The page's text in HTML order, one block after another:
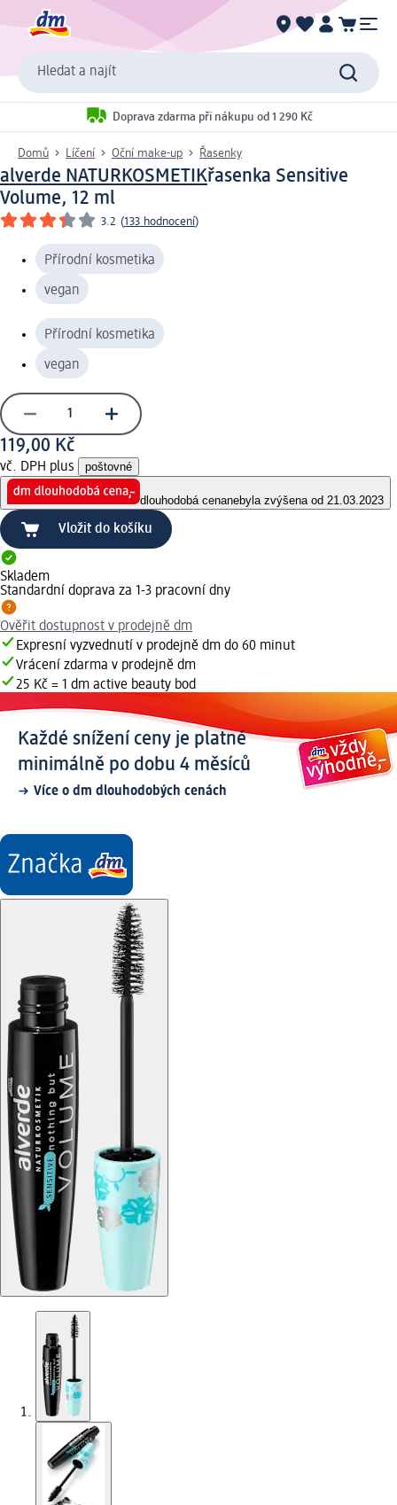
Hledat a najít
Doprava zdarma při nákupu od 1 290 Kč
Domů Líčení Oční make-up Řasenky
alverde NATURKOSMETIKřasenka Sensitive
Volume, 12 ml
3.2 (133 hodnocení)
Přírodní kosmetika
vegan
Přírodní kosmetika
vegan
119,00 Kč
vč. DPH plus poštovné
dlouhodobá cenanebyla zvýšena od 21.03.2023
Vložit do košíku
Skladem
Standardní doprava za 1-3 pracovní dny
Ověřit dostupnost v prodejně dm
Expresní vyzvednutí v prodejně dm do 60 minut
Vrácení zdarma v prodejně dm
25 Kč = 1 dm active beauty bod
Každé snížení ceny je platné
minimálně po dobu 4 měsíců
Více o dm dlouhodobých cenách